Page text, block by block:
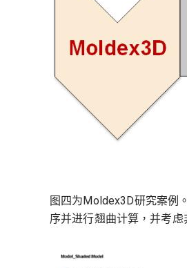
图四为Moldex3D研究案例
序并进行翘曲计算，并考虑